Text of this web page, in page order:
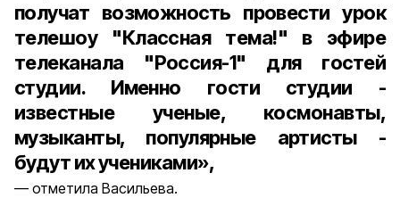
получат возможность провести урок
телешоу "Классная тема!" в эфире
телеканала "Россия-1" для гостей
студии. Именно гости студии -
известные ученые, космонавты,
музыканты, популярные артисты -
будут их учениками»,
отметила Васильева.